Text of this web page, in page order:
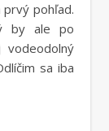
by ale po
sa iba